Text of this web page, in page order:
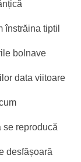
înstrăina tiptil
bolnave
data viitoare
se reproducă
desfășoară